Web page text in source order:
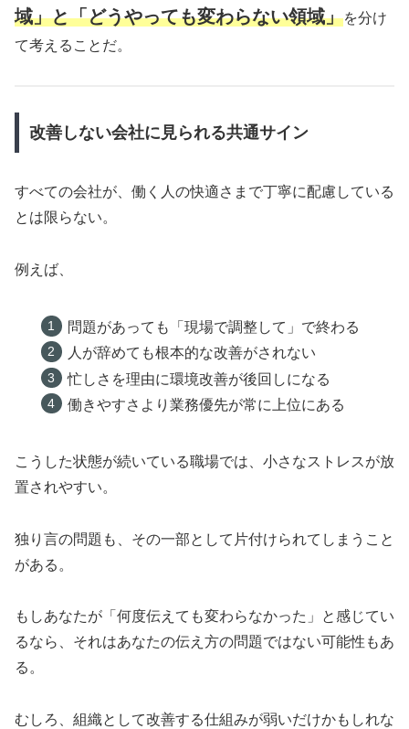
域」と「どうやっても変わらない領域」を分け
て考えることだ。
改善しない会社に見られる共通サイン
すべての会社が、働く人の快適さまで丁寧に配慮している
とは限らない。
例えば、
問題があっても「現場で調整して」で終わる
人が辞めても根本的な改善がされない
忙しさを理由に環境改善が後回しになる
働きやすさより業務優先が常に上位にある
こうした状態が続いている職場では、小さなストレスが放
置されやすい。
独り言の問題も、その一部として片付けられてしまうこと
がある。
もしあなたが「何度伝えても変わらなかった」と感じてい
るなら、それはあなたの伝え方の問題ではない可能性もあ
る。
むしろ、組織として改善する仕組みが弱いだけかもしれな